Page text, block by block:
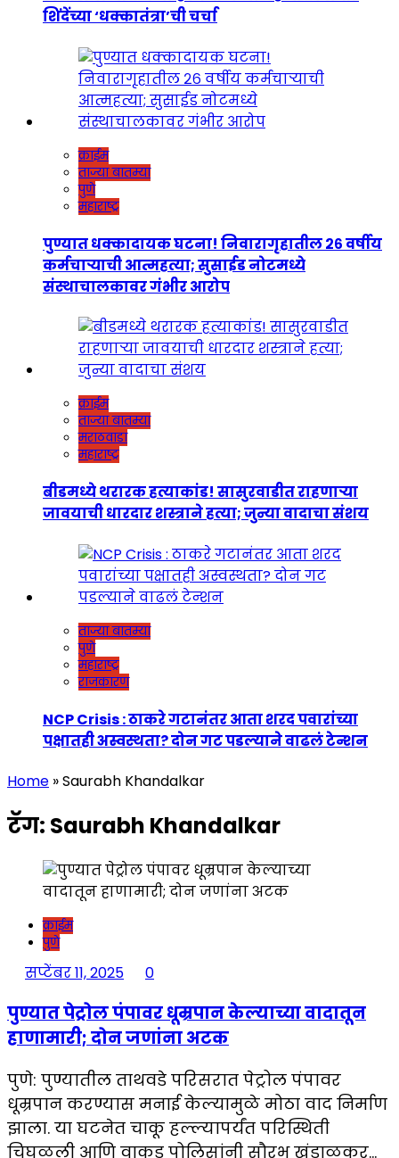
शिंदेंच्या ‘धक्कातंत्रा’ची चर्चा
क्राईम
ताज्या बातम्या
पुणे
महाराष्ट्र
पुण्यात धक्कादायक घटना! निवारागृहातील २६ वर्षीय
कर्मचाऱ्याची आत्महत्या; सुसाईड नोटमध्ये
संस्थाचालकावर गंभीर आरोप
क्राईम
ताज्या बातम्या
मराठवाडा
महाराष्ट्र
बीडमध्ये थरारक हत्याकांड! सासुरवाडीत राहणाऱ्या
जावयाची धारदार शस्त्राने हत्या; जुन्या वादाचा संशय
ताज्या बातम्या
पुणे
महाराष्ट्र
राजकारण
NCP Crisis : ठाकरे गटानंतर आता शरद पवारांच्या
पक्षातही अस्वस्थता? दोन गट पडल्याने वाढलं टेन्शन
Home »Saurabh Khandalkar
टॅग: Saurabh Khandalkar
क्राईम
पुणे
सप्टेंबर 11, 2025 0
पुण्यात पेट्रोल पंपावर धूम्रपान केल्याच्या वादातून
हाणामारी; दोन जणांना अटक
पुणे: पुण्यातील ताथवडे परिसरात पेट्रोल पंपावर
धूम्रपान करण्यास मनाई केल्यामुळे मोठा वाद निर्माण
झाला. या घटनेत चाकू हल्ल्यापर्यंत परिस्थिती
चिघळली आणि वाकड पोलिसांनी सौरभ खंडाळकर…